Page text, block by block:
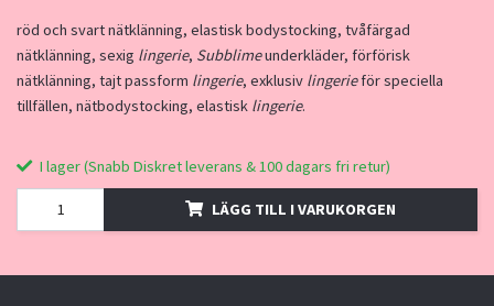
röd och svart nätklänning, elastisk bodystocking, tvåfärgad
nätklänning, sexig lingerie, Subblimeunderkläder, förförisk
nätklänning, tajt passform lingerie, exklusiv lingerieför speciella
tillfällen, nätbodystocking, elastisk lingerie.
I lager (Snabb Diskret leverans & 100 dagars fri retur)
LÄGG TILL I VARUKORGEN